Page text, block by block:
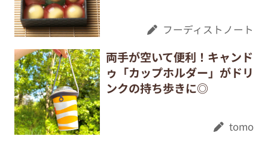
フーディストノート
両手が空いて便利！キャンド
ゥ「カップホルダー」がドリ
ンクの持ち歩きに◎
tomo